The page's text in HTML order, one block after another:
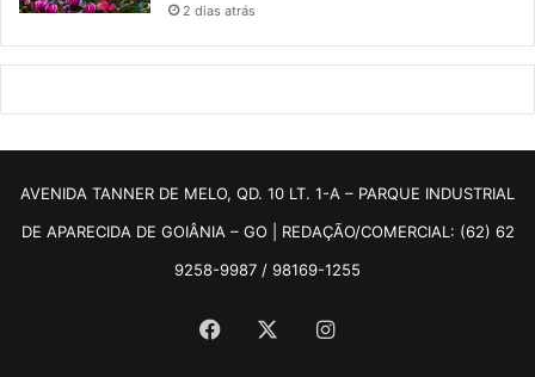
2 dias atrás
AVENIDA TANNER DE MELO, QD. 10 LT. 1-A – PARQUE INDUSTRIAL
DE APARECIDA DE GOIÂNIA – GO | REDAÇÃO/COMERCIAL: (62) 62
9258-9987 / 98169-1255
Facebook Instagram